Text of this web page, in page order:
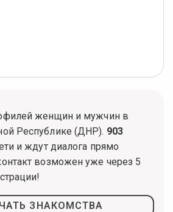
женщин и мужчин в
Республике (ДНР). 903
и ждут диалога прямо
возможен уже через 5
ЗНАКОМСТВА